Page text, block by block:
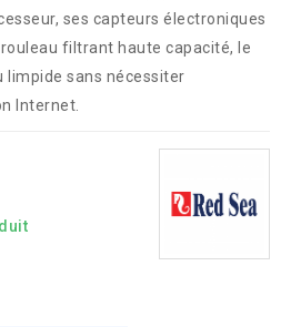
ses capteurs électroniques
filtrant haute capacité, le
limpide sans nécessiter
Internet.